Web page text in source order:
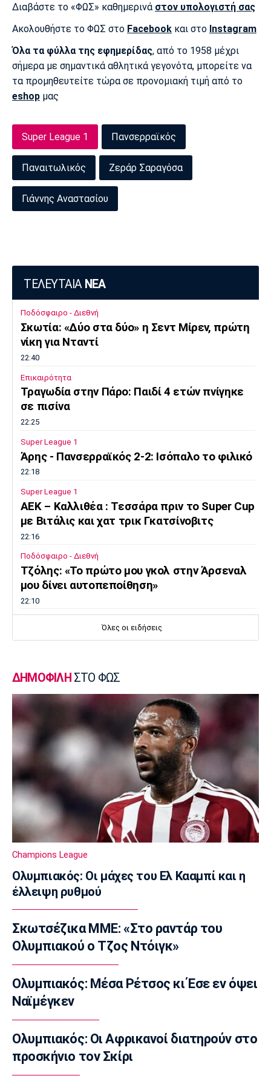
Διαβάστε το «ΦΩΣ» καθημερινά στον υπολογιστή σας
Ακολουθήστε το ΦΩΣ στο Facebook και στο Instagram
Όλα τα φύλλα της εφημερίδας, από το 1958 μέχρι
σήμερα με σημαντικά αθλητικά γεγονότα, μπορείτε να
τα προμηθευτείτε τώρα σε προνομιακή τιμή από το
eshop μας
Super League 1 Πανσερραϊκός
Παναιτωλικός Ζεράρ Σαραγόσα
Γιάννης Αναστασίου
ΤΕΛΕΥΤΑΙΑ ΝΕΑ
Ποδόσφαιρο - Διεθνή
Σκωτία: «Δύο στα δύο» η Σεντ Μίρεν, πρώτη
νίκη για Νταντί
22:40
Επικαιρότητα
Τραγωδία στην Πάρο: Παιδί 4 ετών πνίγηκε
σε πισίνα
22:25
Super League 1
Άρης - Πανσερραϊκός 2-2: Ισόπαλο το φιλικό
22:18
Super League 1
ΑΕΚ – Kαλλιθέα : Τεσσάρα πριν το Super Cup
με Βιτάλις και χατ τρικ Γκατσίνοβιτς
22:16
Ποδόσφαιρο - Διεθνή
Τζόλης: «Το πρώτο μου γκολ στην Άρσεναλ
μου δίνει αυτοπεποίθηση»
22:10
Εθνική Κορασίδων: Νίκησε με 74-65 την
Βόλεϊ Α Γυναικών
Παραμένει στην Ελπίδα η Μπαλλογιάννη
Super League 1
Στο προσκήνιο για Τέιλορ οι Σέλτικ, Μάλαγα
και Μπέρνλι
21:15
Σπορ
Tα συγχαρητήρια του Ισίδωρου Κούβελου
στην Εβελυν Μητροπούλου
21:00
Η Φενέρμπαχτσε κινείται για τον Λουκάκου
20:45
Νάϊμεγκεν: Εντός έδρας ήττα από την
Tελστάρ, πριν υποδεχθεί τον Ολυμπιακό!
Ποδόσφαιρο - Διεθνή
Διαψεύδει ο Ινφαντίνο τις καταγγελίες
20:30
Ατρόμητος: Επαγγελματικό συμβόλαιο για
τον Κώτση
Όλες οι ειδήσεις
ΔΗΜΟΦΙΛΗ ΣΤΟ ΦΩΣ
Champions League
Ολυμπιακός: Οι μάχες του Ελ Κααμπί και η
έλλειψη ρυθμού
Σκωτσέζικα ΜΜΕ: «Στο ραντάρ του
Ολυμπιακού ο Τζος Ντόιγκ»
Ολυμπιακός: Μέσα Ρέτσος κι Έσε εν όψει
Ναϊμέγκεν
Ολυμπιακός: Οι Αφρικανοί διατηρούν στο
προσκήνιο τον Σκίρι